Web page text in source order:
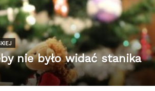
nie było widać stanika